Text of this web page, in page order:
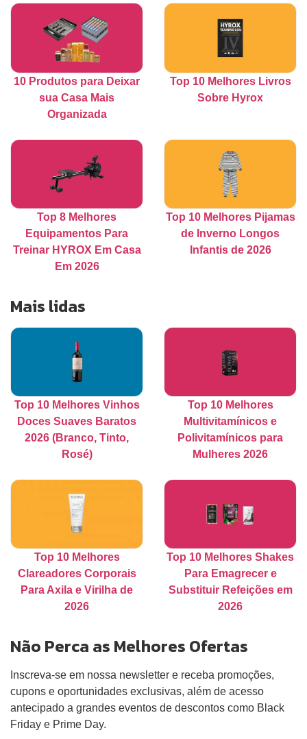
10 Produtos para Deixar
sua Casa Mais
Organizada
Top 10 Melhores Livros
Sobre Hyrox
Top 8 Melhores
Equipamentos Para
Treinar HYROX Em Casa
Em 2026
Top 10 Melhores Pijamas
de Inverno Longos
Infantis de 2026
Mais lidas
Top 10 Melhores Vinhos
Doces Suaves Baratos
2026 (Branco, Tinto,
Rosé)
Top 10 Melhores
Multivitamínicos e
Polivitamínicos para
Mulheres 2026
Top 10 Melhores
Clareadores Corporais
Para Axila e Virilha de
2026
Top 10 Melhores Shakes
Para Emagrecer e
Substituir Refeições em
2026
Não Perca as Melhores Ofertas
Inscreva-se em nossa newsletter e receba promoções,
cupons e oportunidades exclusivas, além de acesso
antecipado a grandes eventos de descontos como Black
Friday e Prime Day.